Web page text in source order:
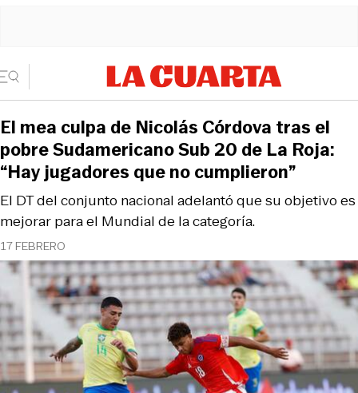
17 FEBRERO
El DT del conjunto nacional adelantó que su objetivo es
mejorar para el Mundial de la categoría.
El mea culpa de Nicolás Córdova tras el
pobre Sudamericano Sub 20 de La Roja:
“Hay jugadores que no cumplieron”